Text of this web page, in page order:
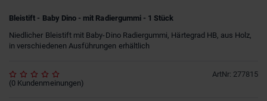
Bleistift - Baby Dino - mit Radiergummi - 1 Stück
Niedlicher Bleistift mit Baby-Dino Radiergummi, Härtegrad HB, aus Holz,
in verschiedenen Ausführungen erhältlich
ArtNr: 277815
(0 Kundenmeinungen)